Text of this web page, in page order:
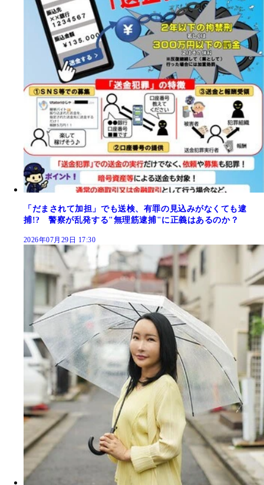
「だまされて加担」でも送検、有罪の見込みがなくても逮
捕!? 警察が乱発する"無理筋逮捕"に正義はあるのか？
2026年07月29日 17:30